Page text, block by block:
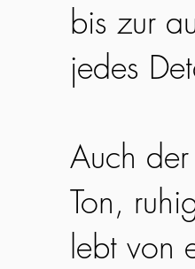
bis zur
jedes
Auch
Ton,
lebt von